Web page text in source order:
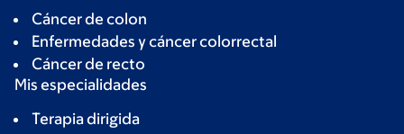
Cáncer de colon
Enfermedades y cáncer colorrectal
Cáncer de recto
Mis especialidades
Terapia dirigida